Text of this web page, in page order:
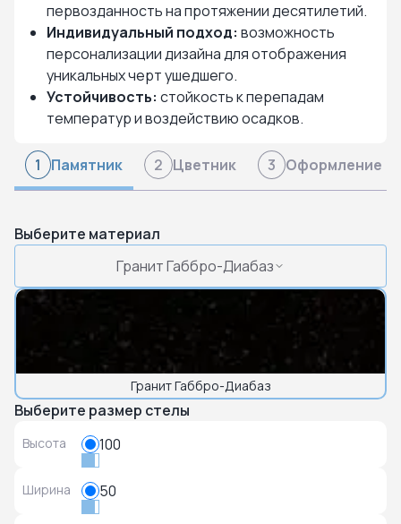
первозданность на протяжении десятилетий.
Индивидуальный подход: возможность
персонализации дизайна для отображения
уникальных черт ушедшего.
Устойчивость: стойкость к перепадам
температур и воздействию осадков.
1 Памятник 2 Цветник 3 Оформление
Выберите материал
Гранит Габбро-Диабаз
Гранит Габбро-Диабаз
Выберите размер стелы
Высота 100
Ширина 50